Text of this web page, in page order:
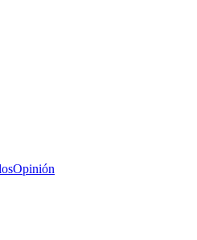
Opinión